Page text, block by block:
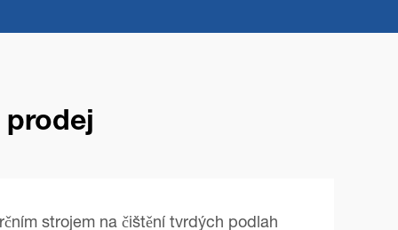
prodej
strojem na čištění tvrdých podlah